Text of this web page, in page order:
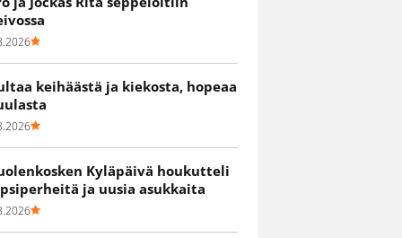
keihäästä ja kiekosta, hopeaa
Kyläpäivä houkutteli
ja uusia asukkaita